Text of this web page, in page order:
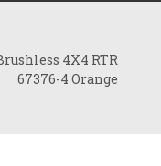
4X4 RTR
67376-4 Orange